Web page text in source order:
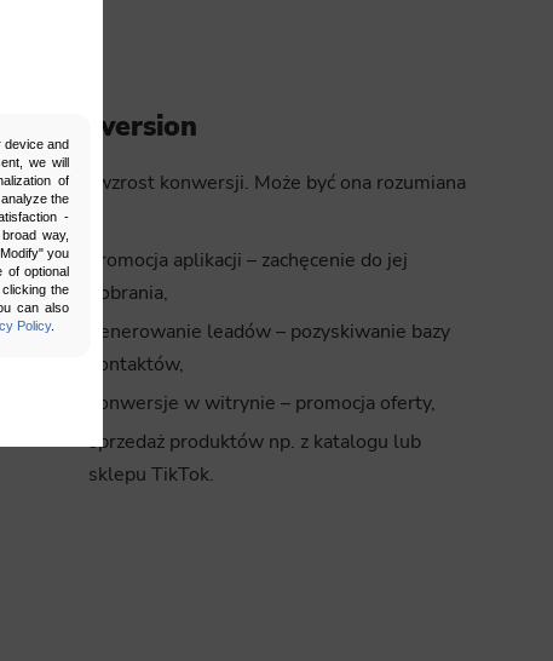
device and
we will
of
the
-
way,
you
optional
the
can also
Policy.
Conversion
Czyli wzrost konwersji. Może być ona rozumiana
jako:
promocja aplikacji – zachęcenie do jej
pobrania,
generowanie leadów – pozyskiwanie bazy
kontaktów,
konwersje w witrynie – promocja oferty,
sprzedaż produktów np. z katalogu lub
sklepu TikTok.